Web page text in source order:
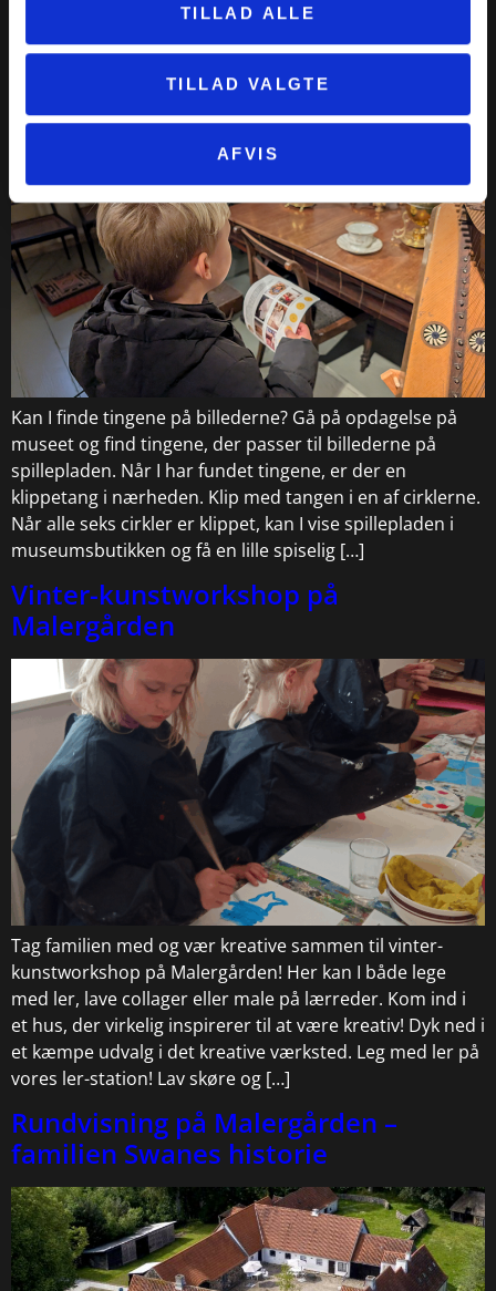
TILLAD ALLE
TILLAD VALGTE
AFVIS
helt særlige kunstnerhjem fra 1934. De vil fortælle om
stemningen, […]
Billedjagt for børn på museet
Kan I finde tingene på billederne? Gå på opdagelse på
museet og find tingene, der passer til billederne på
spillepladen. Når I har fundet tingene, er der en
klippetang i nærheden. Klip med tangen i en af cirklerne.
Når alle seks cirkler er klippet, kan I vise spillepladen i
museumsbutikken og få en lille spiselig […]
Vinter-kunstworkshop på
Malergården
Tag familien med og vær kreative sammen til vinter-
kunstworkshop på Malergården! Her kan I både lege
med ler, lave collager eller male på lærreder. Kom ind i
et hus, der virkelig inspirerer til at være kreativ! Dyk ned i
et kæmpe udvalg i det kreative værksted. Leg med ler på
vores ler-station! Lav skøre og […]
Rundvisning på Malergården –
familien Swanes historie